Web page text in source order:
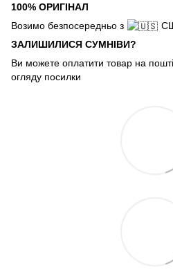
100% ОРИГІНАЛ
Возимо безпосередньо з
ЗАЛИШИЛИСЯ СУМНІВИ?
Ви можете оплатити товар на
огляду посилки